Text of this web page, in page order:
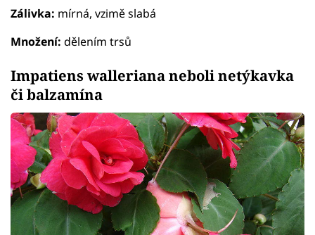
Zálivka: mírná, vzimě slabá
Množení: dělením trsů
Impatiens walleriana neboli netýkavka
či balzamína